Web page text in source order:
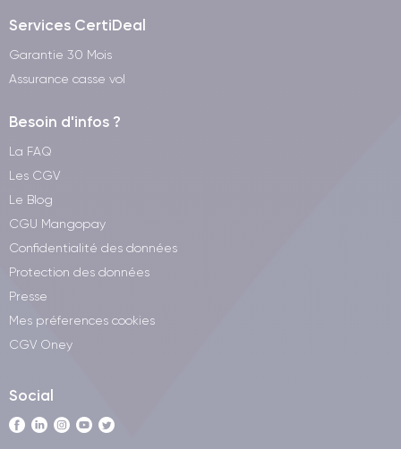
Services CertiDeal
Garantie 30 Mois
Assurance casse vol
Besoin d'infos ?
La FAQ
Les CGV
Le Blog
CGU Mangopay
Confidentialité des données
Protection des données
Presse
Mes préferences cookies
CGV Oney
Social